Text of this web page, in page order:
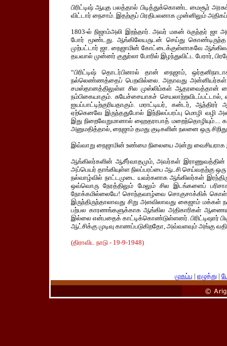
பிரிட்டிஷ் ஆயுத பலத்தால் பிடித்துக்கொண்ட மைசூர்
விட்டார் நைசாம். இதற்குப் பிரதிபலனாக முன்னிலும்
1803-ல் நிஜாம்அலி இறந்தார். அவர் மகன் öகுந்தர் ஜா
போர் மூண்டது. ஆங்கிலேயருடன் செய்து
முற்பட்டார் ஜா. நைஜாமின் கோட்டைக்குள்ளாகவே
தயவால் முன்னர் குதுர்லா போரில் இழந்துவிட்ட பேரார்,
“பிரிட்டிஷ் தொடர்பினால் தான் நைஜாம்,
நல்லெண்ணத்தைப் பெறவில்லை. அதாவது அன்னியர்கள்
சமஸ்தானத்திலுள்ள சில முஸ்லிம்கள் ஆதரவைத்தான்
நம்பிகையாகும். சுயேச்சையாகச்
ஐயப்பாட்டிற்குரியதாகும். மராட்டியர், கன்டர்,
ஏற்கெனவே இருந்ததுபோல் இந்நிலப்பரப்பு மொழி வழி
இது நிறைவேறுமானால் ஹைதராபாத் மறைந்தொழியும்....
அனுமதித்தால், நைஜாம் தமது குடிகளின் நலனை ஒரு
இவ்வாறு நைஜாமின் உண்மை நிலையை அன்று வைசியராக
ஆங்கிலர்களின் ஆசீர்வாதமும், அவர்கள் இராணுவத்தின்
அப்பெயர் தாங்கியுள்ள நிலப்பரப்பை ஆடசி செய்வதற்கு ஒரு
நல்வாழ்வில் நாட்டமுடை யவர்களாக ஆங்கிலர்கள்
ஒவ்வொரு நேரத்திலும் மேலும் சில இடங்களைப்
நோக்கமில்லையே! சொந்தவாழ்வை சொகுசாக்கிக்
இருந்திருந்தாலாவது சிறு அளவிலாவது கைஜாம்
பற்பல காரணங்களுக்காக ஆங்கில அதிகாரிகள்
இல்லை என்பதைக் காட்டிக்கொண்டுள்ளனர். பிரிட்டிஷார்
ஆட்சிக்கு முடிவு காணப்படுகிறதோ, அவ்வளவும் அங்கு
(திராவிட நாடு - 19-9-1948)
முகப்பு | எழுத்து |